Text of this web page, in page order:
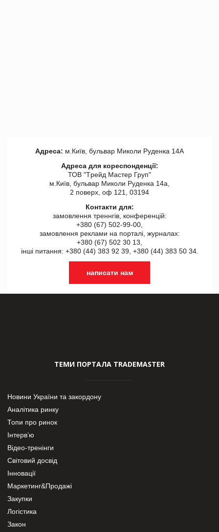
Адреса: м.Київ, бульвар Миколи Руденка 14А
Адреса для кореспонденції:
ТОВ "Tрейд Мастер Груп"
м.Київ, бульвар Миколи Руденка 14а,
2 поверх, оф 121, 03194
Контакти для:
замовлення треннгів, конференцій:
+380 (67) 502-99-00,
замовлення реклами на порталі, журналах:
+380 (67) 502 30 13,
інші питання: +380 (44) 383 92 39, +380 (44) 383 50 34.
написати нам
ТЕМИ ПОРТАЛА TRADEMASTER
Новини України та закордону
Аналітика ринку
Топи про ринок
Інтерв’ю
Відео-тренінги
Світовий досвід
Інновації
Маркетинг&Продажі
Закупки
Логістика
Закон